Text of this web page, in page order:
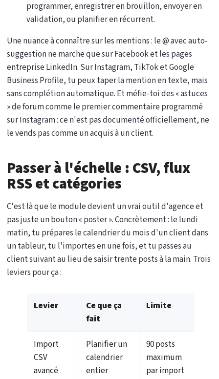
programmer, enregistrer en brouillon, envoyer en
validation, ou planifier en récurrent.
Une nuance à connaître sur les mentions : le @ avec auto-
suggestion ne marche que sur Facebook et les pages
entreprise LinkedIn. Sur Instagram, TikTok et Google
Business Profile, tu peux taper la mention en texte, mais
sans complétion automatique. Et méfie-toi des « astuces
» de forum comme le premier commentaire programmé
sur Instagram : ce n'est pas documenté officiellement, ne
le vends pas comme un acquis à un client.
Passer à l'échelle : CSV, flux
RSS et catégories
C'est là que le module devient un vrai outil d'agence et
pas juste un bouton « poster ». Concrètement : le lundi
matin, tu prépares le calendrier du mois d'un client dans
un tableur, tu l'importes en une fois, et tu passes au
client suivant au lieu de saisir trente posts à la main. Trois
leviers pour ça :
Levier
Ce que ça
fait
Limite
Import
CSV
avancé
Planifier un
calendrier
entier
90 posts
maximum
par import